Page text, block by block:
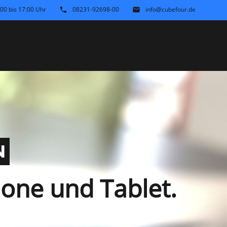
email info@cubefour.de
phone 08231-92698-00
bis 17:00 Uhr
und Tablet.